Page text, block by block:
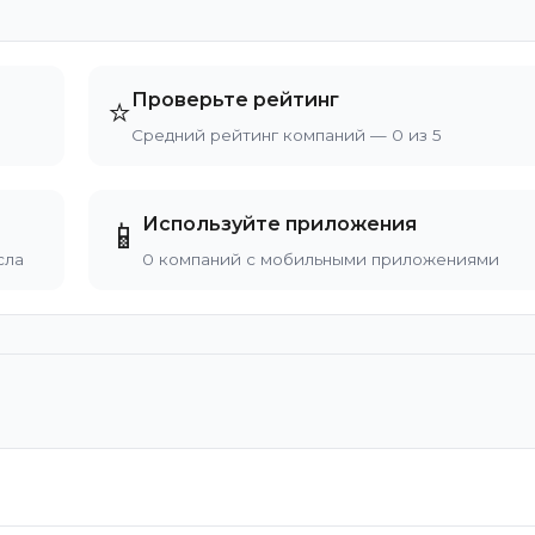
⭐Проверьте рейтинг
Средний рейтинг компаний — 0 из 5
📱 Используйте приложения
0 компаний с мобильными приложениями